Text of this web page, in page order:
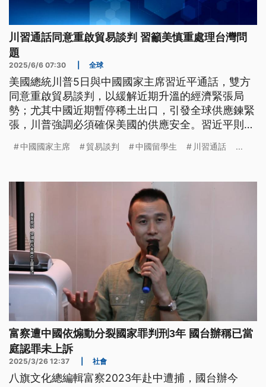
川習通話同意重啟貿易談判 習籲美慎重處理台灣問
題
2025/6/6 07:30 全球
美國總統川普5日與中國國家主席習近平通話，雙方
同意重啟貿易談判，以緩解近期升溫的經濟緊張局
勢；尤其中國近期暫停稀土出口，引發全球供應鍊緊
張，川普強調必須確保美國的供應安全。習近平則提
子，把中美兩國拖入衝突對抗的危險境地，另外雙方
中國國家主席 貿易談判 中國留學生 川習通話 ...
富察遭中國依煽動分裂國家罪判刑3年 國台辦稱已當
庭認罪未上訴
2025/3/26 12:37 社會
八旗文化總編輯富察2023年赴中遭捕，國台辦今